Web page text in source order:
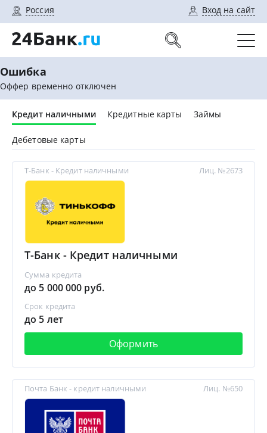
Россия Вход на сайт
Ошибка
Оффер временно отключен
Кредит наличными Кредитные карты Займы
Дебетовые карты
Т-Банк - Кредит наличными
Т-Банк - Кредит наличными
Сумма кредита
до 5 000 000 руб.
Срок кредита
до 5 лет
Оформить
Лиц. №2673
Почта Банк - кредит наличными Лиц. №650